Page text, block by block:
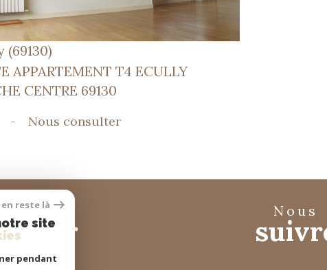
(69130)
APPARTEMENT T4 ECULLY
CENTRE 69130
- Nous consulter
se nous
en reste là
site
pendant